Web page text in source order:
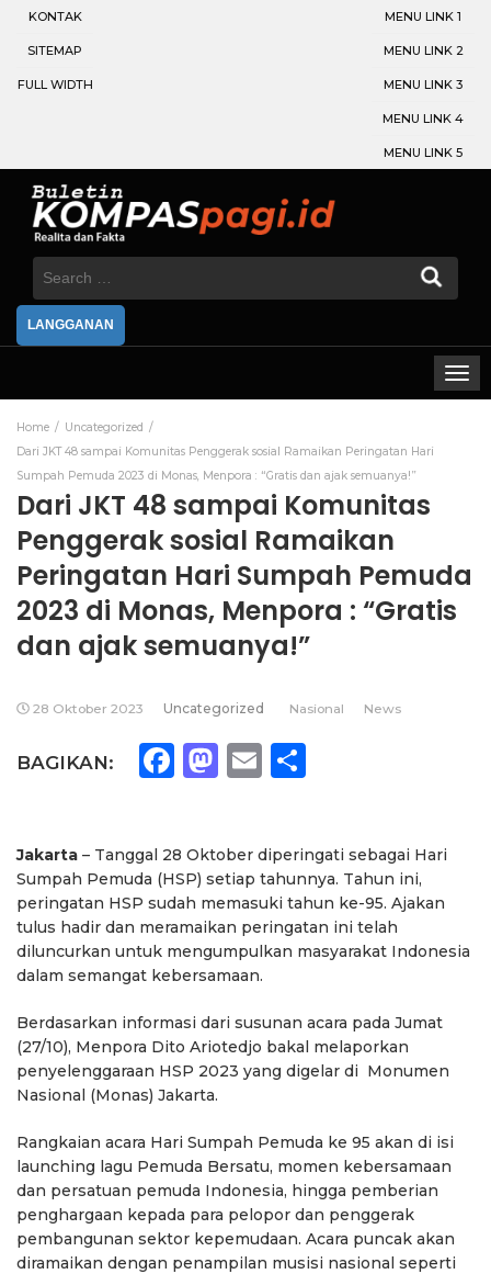
KONTAK
SITEMAP
FULL WIDTH
MENU LINK 1
MENU LINK 2
MENU LINK 3
MENU LINK 4
MENU LINK 5
Search
LANGGANAN
Home
Uncategorized
Dari JKT 48 sampai Komunitas Penggerak sosial Ramaikan Peringatan Hari
Sumpah Pemuda 2023 di Monas, Menpora : “Gratis dan ajak semuanya!”
Dari JKT 48 sampai Komunitas
Penggerak sosial Ramaikan
Peringatan Hari Sumpah Pemuda
2023 di Monas, Menpora : “Gratis
dan ajak semuanya!”
28 Oktober 2023 Uncategorized Nasional News
BAGIKAN: Facebook
Mastodon
Email
Jakarta – Tanggal 28 Oktober diperingati sebagai Hari
Sumpah Pemuda (HSP) setiap tahunnya. Tahun ini,
peringatan HSP sudah memasuki tahun ke-95. Ajakan
tulus hadir dan meramaikan peringatan ini telah
diluncurkan untuk mengumpulkan masyarakat Indonesia
dalam semangat kebersamaan.
Berdasarkan informasi dari susunan acara pada Jumat
(27/10), Menpora Dito Ariotedjo bakal melaporkan
penyelenggaraan HSP 2023 yang digelar di Monumen
Nasional (Monas) Jakarta.
Rangkaian acara Hari Sumpah Pemuda ke 95 akan di isi
launching lagu Pemuda Bersatu, momen kebersamaan
dan persatuan pemuda Indonesia, hingga pemberian
penghargaan kepada para pelopor dan penggerak
pembangunan sektor kepemudaan. Acara puncak akan
diramaikan dengan penampilan musisi nasional seperti